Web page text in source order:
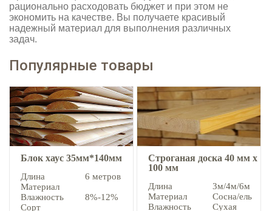
рационально расходовать бюджет и при этом не
экономить на качестве. Вы получаете красивый
надежный материал для выполнения различных
задач.
Популярные товары
Блок хаус 35мм*140мм
Длина
6 метров
Материал
Влажность
8%-12%
Сорт
Строганая доска 40 мм х
100 мм
Длина
3м/4м/6м
Материал
Сосна/ель
Влажность
Сухая